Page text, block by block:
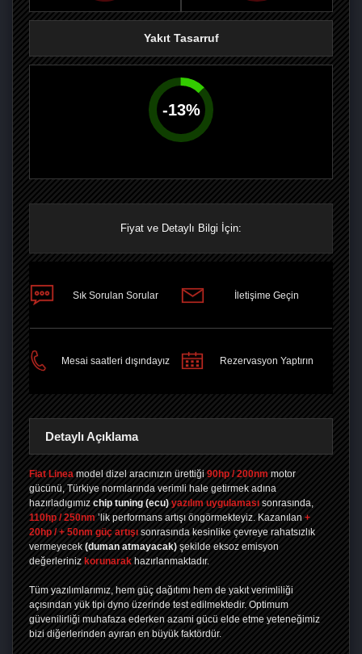
Yakıt Tasarruf
-13%
Fiyat ve Detaylı Bilgi İçin:
Sık Sorulan Sorular İletişime Geçin
Mesai saatleri dışındayız Rezervasyon Yaptırın
Detaylı Açıklama
Fiat Linea model dizel aracınızın ürettiği 90hp / 200nm motor
gücünü, Türkiye normlarında verimli hale getirmek adına
hazırladıgımız chip tuning (ecu) yazılım uygulaması sonrasında,
110hp / 250nm ’lik performans artışı öngörmekteyiz. Kazanılan +
20hp / + 50nm güç artışı sonrasında kesinlike çevreye rahatsızlık
vermeyecek (duman atmayacak) şekilde eksoz emisyon
değerleriniz korunarak hazırlanmaktadır.
Tüm yazılımlarımız, hem güç dağıtımı hem de yakıt verimliliği
açısından yük tipi dyno üzerinde test edilmektedir. Optimum
güvenilirliği muhafaza ederken azami gücü elde etme yeteneğimiz
bizi diğerlerinden ayıran en büyük faktördür.